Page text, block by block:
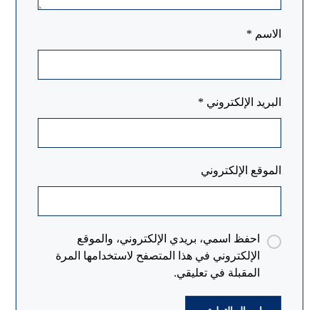
الاسم *
البريد الإلكتروني *
الموقع الإلكتروني
احفظ اسمي، بريدي الإلكتروني، والموقع
الإلكتروني في هذا المتصفح لاستخدامها المرة
المقبلة في تعليقي.